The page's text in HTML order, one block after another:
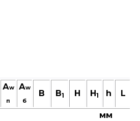
Аw
п
Аw
б
В B1 Н H1 h L
мм